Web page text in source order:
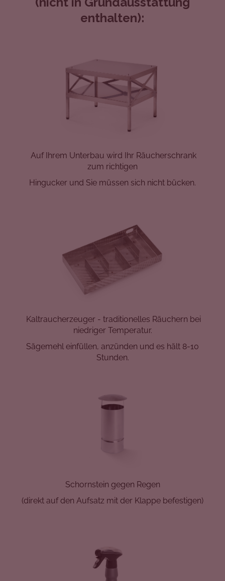
enthalten):
Auf Ihrem Unterbau wird Ihr Räucherschrank
zum richtigen
Hingucker und Sie müssen sich nicht bücken.
Kaltraucherzeuger - traditionelles Räuchern bei
niedriger Temperatur.
Sägemehl einfüllen, anzünden und es hält 8-10
Stunden.
Schornstein gegen Regen
(direkt auf den Aufsatz mit der Klappe befestigen)